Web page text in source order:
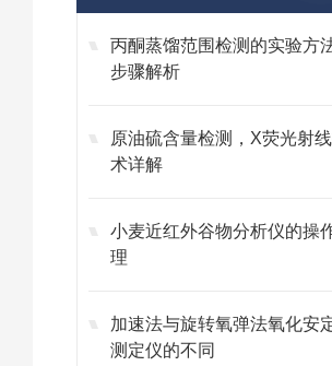
丙酮蒸馏范围检测的实验方
步骤解析
原油硫含量检测，X荧光射
术详解
小麦近红外谷物分析仪的操
理
加速法与旋转氧弹法氧化安
测定仪的不同